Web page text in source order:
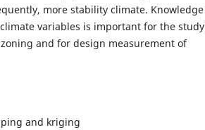
more stability climate. Knowledge
variables is important for the study
and for design measurement of
and kriging